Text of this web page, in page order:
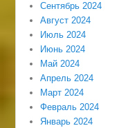
Сентябрь 2024
Август 2024
Июль 2024
Июнь 2024
Май 2024
Апрель 2024
Март 2024
Февраль 2024
Январь 2024